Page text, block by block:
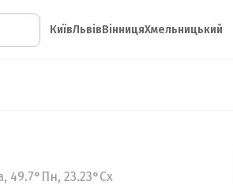
КиївЛьвівВінницяХмельницький
49.7°Пн, 23.23°Сх